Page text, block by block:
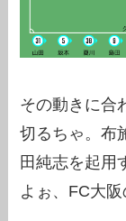
その動きに合
切るちゃ。布
田純志を起用
よぉ、FC大